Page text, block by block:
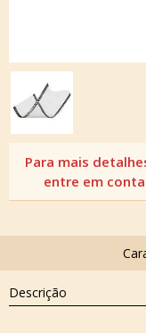
Descrição